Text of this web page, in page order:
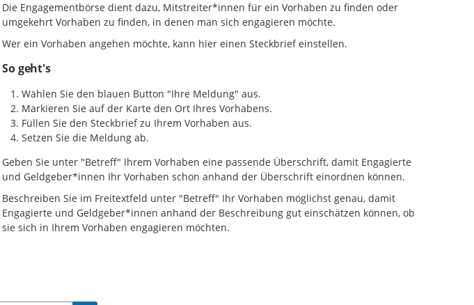
Die Engagementbörse dient dazu, Mitstreiter*innen für ein Vorhaben zu finden oder
umgekehrt Vorhaben zu finden, in denen man sich engagieren möchte.
Wer ein Vorhaben angehen möchte, kann hier einen Steckbrief einstellen.
So geht's
Wählen Sie den blauen Button "Ihre Meldung" aus.
Markieren Sie auf der Karte den Ort Ihres Vorhabens.
Füllen Sie den Steckbrief zu Ihrem Vorhaben aus.
Setzen Sie die Meldung ab.
Geben Sie unter "Betreff" Ihrem Vorhaben eine passende Überschrift, damit Engagierte
und Geldgeber*innen Ihr Vorhaben schon anhand der Überschrift einordnen können.
Beschreiben Sie im Freitextfeld unter "Betreff" Ihr Vorhaben möglichst genau, damit
Engagierte und Geldgeber*innen anhand der Beschreibung gut einschätzen können, ob
sie sich in Ihrem Vorhaben engagieren möchten.